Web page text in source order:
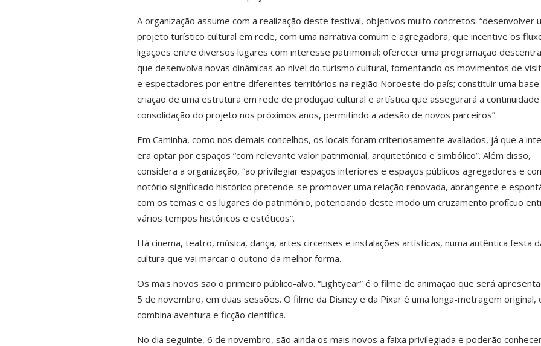
A organização assume com a realização deste festival, objetivos muito concretos: “desenvolver
projeto turístico cultural em rede, com uma narrativa comum e agregadora, que incentive os
ligações entre diversos lugares com interesse patrimonial; oferecer uma programação
que desenvolva novas dinâmicas ao nível do turismo cultural, fomentando os movimentos de
e espectadores por entre diferentes territórios na região Noroeste do país; constituir uma base
criação de uma estrutura em rede de produção cultural e artística que assegurará a continuidade
consolidação do projeto nos próximos anos, permitindo a adesão de novos parceiros”.
Em Caminha, como nos demais concelhos, os locais foram criteriosamente avaliados, já que a
era optar por espaços “com relevante valor patrimonial, arquitetónico e simbólico”. Além disso,
considera a organização, “ao privilegiar espaços interiores e espaços públicos agregadores e
notório significado histórico pretende-se promover uma relação renovada, abrangente e
com os temas e os lugares do património, potenciando deste modo um cruzamento profícuo
vários tempos históricos e estéticos”.
Há cinema, teatro, música, dança, artes circenses e instalações artísticas, numa autêntica festa
cultura que vai marcar o outono da melhor forma.
Os mais novos são o primeiro público-alvo. “Lightyear” é o filme de animação que será
5 de novembro, em duas sessões. O filme da Disney e da Pixar é uma longa-metragem original,
combina aventura e ficção científica.
No dia seguinte, 6 de novembro, são ainda os mais novos a faixa privilegiada e poderão